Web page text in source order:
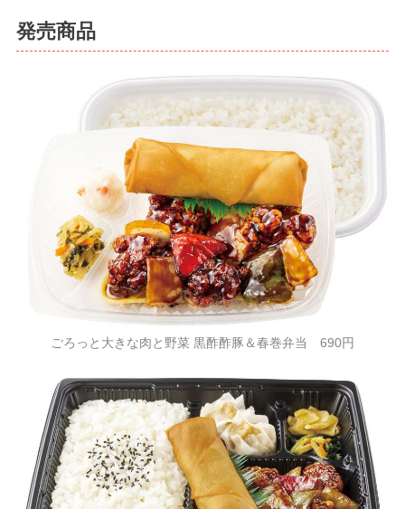
発売商品
ごろっと大きな肉と野菜 黒酢酢豚＆春巻弁当 690円